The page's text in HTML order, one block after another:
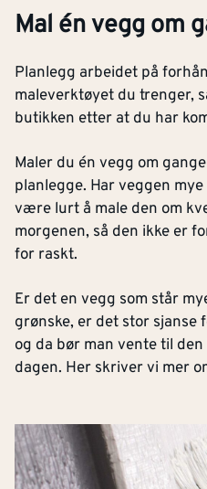
Mal én vegg om
Planlegg arbeidet på
maleverktøyet du trenger,
butikken etter at du har
Maler du én vegg om
planlegge. Har veggen
være lurt å male den om
morgenen, så den ikke er
for raskt.
Er det en vegg som står
grønske, er det stor
og da bør man vente til
dagen. Her skriver vi mer